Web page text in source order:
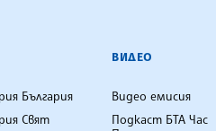
България
Свят
ВИДЕО
Видео емисия
Подкаст БТА Час